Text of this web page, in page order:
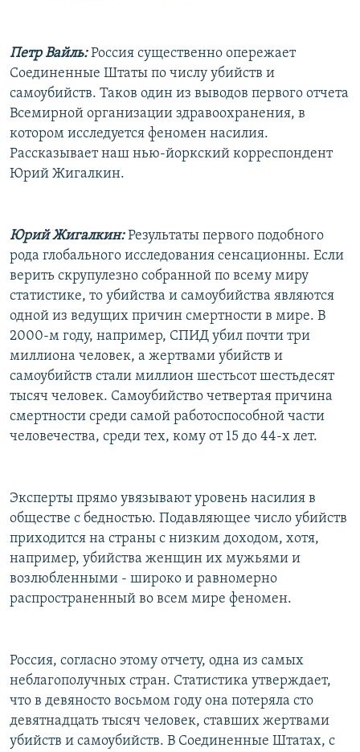
СОЦИАЛЬНЫЕ СЕТИ
Петр Вайль:Россия существенно опережает
Соединенные Штаты по числу убийств и
самоубийств. Таков один из выводов первого отчета
Всемирной организации здравоохранения, в
котором исследуется феномен насилия.
Рассказывает наш нью-йоркский корреспондент
Юрий Жигалкин.
Юрий Жигалкин:Результаты первого подобного
рода глобального исследования сенсационны. Если
верить скрупулезно собранной по всему миру
статистике, то убийства и самоубийства являются
одной из ведущих причин смертности в мире. В
2000-м году, например, СПИД убил почти три
миллиона человек, а жертвами убийств и
самоубийств стали миллион шестьсот шестьдесят
тысяч человек. Самоубийство четвертая причина
смертности среди самой работоспособной части
человечества, среди тех, кому от 15 до 44-х лет.
Эксперты прямо увязывают уровень насилия в
обществе с бедностью. Подавляющее число убийств
приходится на страны с низким доходом, хотя,
например, убийства женщин их мужьями и
возлюбленными - широко и равномерно
распространенный во всем мире феномен.
Россия, согласно этому отчету, одна из самых
неблагополучных стран. Статистика утверждает,
что в девяносто восьмом году она потеряла сто
девятнадцать тысяч человек, ставших жертвами
убийств и самоубийств. В Соединенные Штатах, с